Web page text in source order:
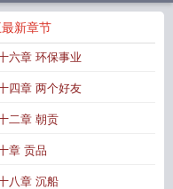
最新章节
六章 环保事业
四章 两个好友
二章 朝贡
章 贡品
八章 沉船